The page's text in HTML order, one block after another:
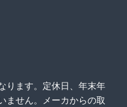
ります。定休日、年末年
ません。メーカからの取